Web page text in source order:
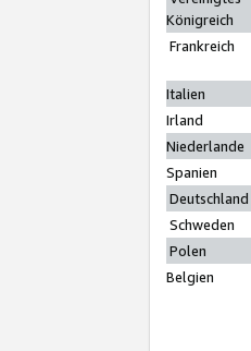
Königreich
Frankreich
Italien
Irland
Niederlande
Spanien
Deutschland
Schweden
Polen
Belgien